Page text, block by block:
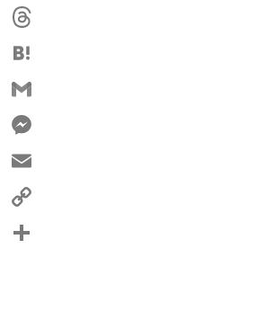
Line
Threads
Hatena
Gmail
Messenger
Email
Copy